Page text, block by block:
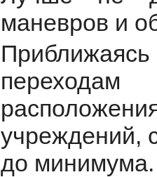
маневров и
учреждений,
до минимума.